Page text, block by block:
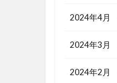
2024年4月
2024年3月
2024年2月